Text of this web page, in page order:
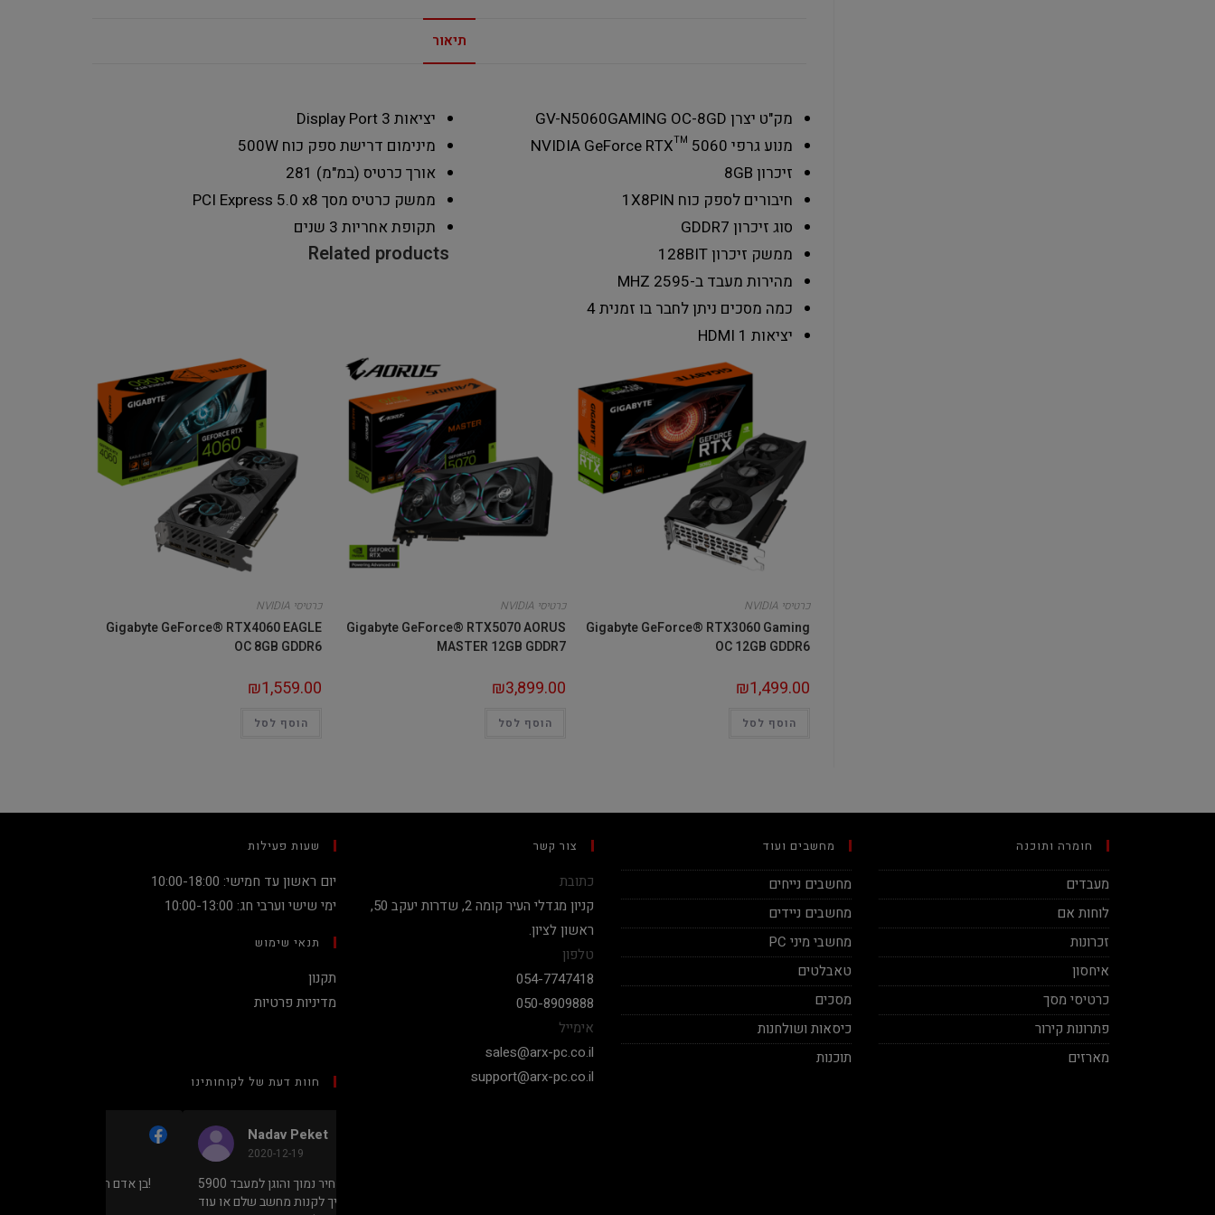
תיאור
מק"ט יצרן GV-N5060GAMING OC-8GD
מנוע גרפי NVIDIA GeForce RTX™ 5060
זיכרון 8GB
חיבורים לספק כוח 1X8PIN
סוג זיכרון GDDR7
ממשק זיכרון128BIT
מהירות מעבד ב-MHZ2595
כמה מסכים ניתן לחבר בו זמנית4
יציאות HDMI 1
יציאות Display Port 3
מינימום דרישת ספק כוח500W
אורך כרטיס (במ"מ) 281
ממשק כרטיס מסך PCI Express 5.0 x8
תקופת אחריות 3 שנים
Related products
כרטיסי NVIDIA
Gigabyte GeForce® RTX3060 Gaming
OC 12GB GDDR6
₪1,499.00
הוסף לסל
כרטיסי NVIDIA
Gigabyte GeForce® RTX5070 AORUS
MASTER 12GB GDDR7
₪3,899.00
הוסף לסל
כרטיסי NVIDIA
Gigabyte GeForce® RTX4060 EAGLE
OC 8GB GDDR6
₪1,559.00
הוסף לסל
חומרה ותוכנה
מעבדים
לוחות אם
זכרונות
איחסון
כרטיסי מסך
פתרונות קירור
מארזים
מחשבים ועוד
מחשבים נייחים
מחשבים ניידים
מחשבי מיני PC
טאבלטים
מסכים
כיסאות ושולחנות
תוכנות
צור קשר
כתובת
קניון מגדלי העיר קומה 2, שדרות יעקב 50,
ראשון לציון.
טלפון
054-7747418
050-8909888
אימייל
sales@arx-pc.co.il
support@arx-pc.co.il
שעות פעילות
יום ראשון עד חמישי: 10:00-18:00
ימי שישי וערבי חג: 10:00-13:00
תנאי שימוש
תקנון
מדיניות פרטיות
חוות דעת של לקוחותינו
Nadav Peket
2020-12-19
מחיר נמוך והוגן למעבד 5900X בלי
שצריך לקנות מחשב שלם או עוד